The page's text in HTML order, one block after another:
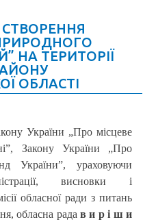
НА ТЕРИТОРІЇ
ОБЛАСТІ
України „Про місцеве
Закону України „Про
України”, ураховуючи
висновки і
обласної ради з питань
обласна рада в и р і ш и